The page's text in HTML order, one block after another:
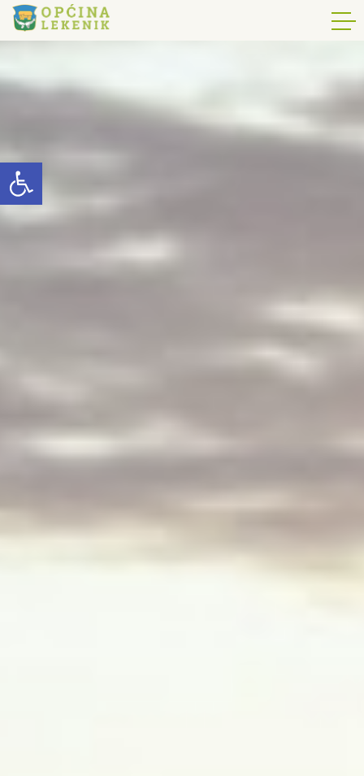
Open toolbar